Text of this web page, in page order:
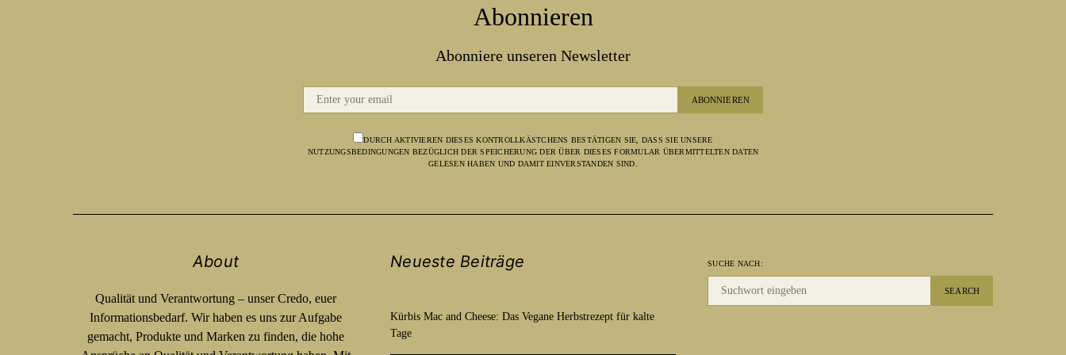
Abonnieren
Abonniere unseren Newsletter
ABONNIEREN
DURCH AKTIVIEREN DIESES KONTROLLKÄSTCHENS BESTÄTIGEN SIE, DASS SIE UNSERE
NUTZUNGSBEDINGUNGEN BEZÜGLICH DER SPEICHERUNG DER ÜBER DIESES FORMULAR ÜBERMITTELTEN DATEN
GELESEN HABEN UND DAMIT EINVERSTANDEN SIND.
About
Qualität und Verantwortung – unser Credo, euer
Informationsbedarf. Wir haben es uns zur Aufgabe
gemacht, Produkte und Marken zu finden, die hohe
Neueste Beiträge
Kürbis Mac and Cheese: Das Vegane Herbstrezept für kalte
Tage
SUCHE NACH:
SEARCH